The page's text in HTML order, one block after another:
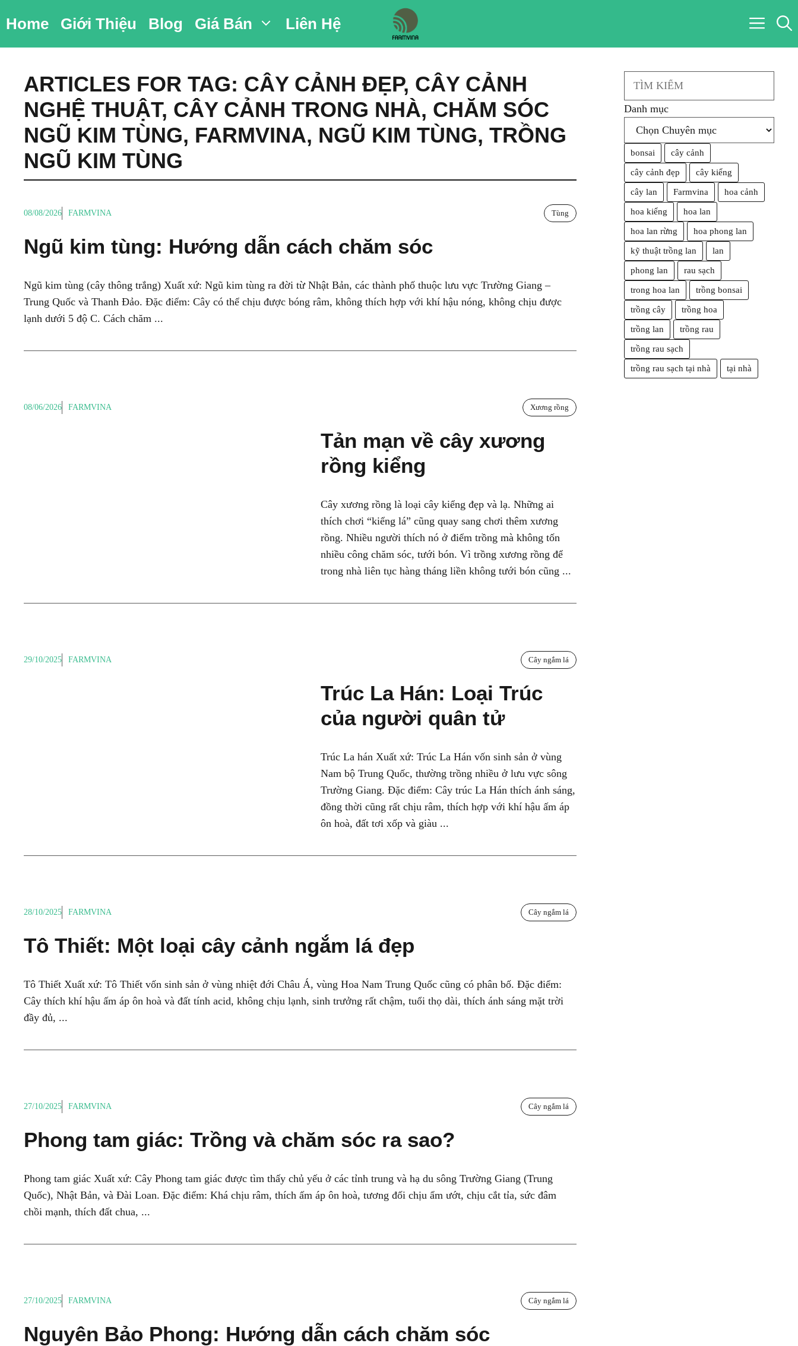
đếnHome Giới Thiệu Blog Giá Bán Liên Hệ
ARTICLES FOR TAG: CÂY CẢNH ĐẸP, CÂY CẢNH
NGHỆ THUẬT, CÂY CẢNH TRONG NHÀ, CHĂM SÓC
NGŨ KIM TÙNG, FARMVINA, NGŨ KIM TÙNG, TRỒNG
NGŨ KIM TÙNG
08/08/2026 FARMVINA Tùng
Ngũ kim tùng: Hướng dẫn cách chăm sóc
Ngũ kim tùng (cây thông trắng) Xuất xứ: Ngũ kim tùng ra đời từ Nhật Bản, các thành phố thuộc lưu vực Trường Giang –
Trung Quốc và Thanh Đảo. Đặc điểm: Cây có thể chịu được bóng râm, không thích hợp với khí hậu nóng, không chịu được
lạnh dưới 5 độ C. Cách chăm ...
08/06/2026 FARMVINA Xương rồng
Tản mạn về cây xương
rồng kiểng
Cây xương rồng là loại cây kiểng đẹp và lạ. Những ai
thích chơi “kiểng lá” cũng quay sang chơi thêm xương
rồng. Nhiều người thích nó ở điểm trồng mà không tốn
nhiều công chăm sóc, tưới bón. Vì trồng xương rồng để
trong nhà liên tục hàng tháng liền không tưới bón cũng ...
29/10/2025 FARMVINA Cây ngắm lá
Trúc La Hán: Loại Trúc
của người quân tử
Trúc La hán Xuất xứ: Trúc La Hán vốn sinh sản ở vùng
Nam bộ Trung Quốc, thường trồng nhiều ở lưu vực sông
Trường Giang. Đặc điểm: Cây trúc La Hán thích ánh sáng,
đồng thời cũng rất chịu râm, thích hợp với khí hậu ấm áp
ôn hoà, đất tơi xốp và giàu ...
28/10/2025 FARMVINA Cây ngắm lá
Tô Thiết: Một loại cây cảnh ngắm lá đẹp
Tô Thiết Xuất xứ: Tô Thiết vốn sinh sản ở vùng nhiệt đới Châu Á, vùng Hoa Nam Trung Quốc cũng có phân bố. Đặc điểm:
Cây thích khí hậu ấm áp ôn hoà và đất tính acid, không chịu lạnh, sinh trưởng rất chậm, tuổi thọ dài, thích ánh sáng mặt trời
đầy đủ, ...
27/10/2025 FARMVINA Cây ngắm lá
Phong tam giác: Trồng và chăm sóc ra sao?
Phong tam giác Xuất xứ: Cây Phong tam giác được tìm thấy chủ yếu ở các tỉnh trung và hạ du sông Trường Giang (Trung
Quốc), Nhật Bản, và Đài Loan. Đặc điểm: Khá chịu râm, thích ấm áp ôn hoà, tương đối chịu ẩm ướt, chịu cắt tỉa, sức đâm
chồi mạnh, thích đất chua, ...
27/10/2025 FARMVINA Cây ngắm lá
Nguyên Bảo Phong: Hướng dẫn cách chăm sóc
Search
Danh mục
bonsai cây cảnh
cây cảnh đẹp cây kiểng
cây lan Farmvina hoa cảnh
hoa kiểng hoa lan
hoa lan rừng hoa phong lan
kỹ thuật trồng lan lan
phong lan rau sạch
trong hoa lan trồng bonsai
trồng cây trồng hoa
trồng lan trồng rau
trồng rau sạch
trồng rau sạch tại nhà tại nhà